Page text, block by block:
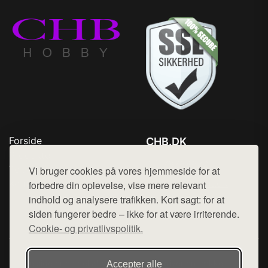
Vi bruger cookies på vores hjemmeside for at
forbedre din oplevelse, vise mere relevant
indhold og analysere trafikken. Kort sagt: for at
siden fungerer bedre – ikke for at være irriterende.
Cookie- og privatlivspolitik.
Accepter alle
Forside
Top Rabatter
Kontakt
CHB.DK
Mail: hej@want.dk
Cookie- og privatlivspolitik
Denne side er en del af want.dk, der udgiver en række